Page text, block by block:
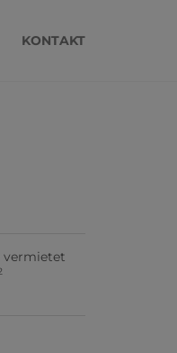
KONTAKT
vermietet